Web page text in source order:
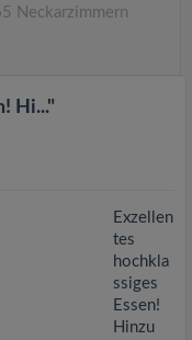
Neckarzimmern
Hi..."
Exzellen
tes
hochkla
ssiges
Essen!
Hinzu